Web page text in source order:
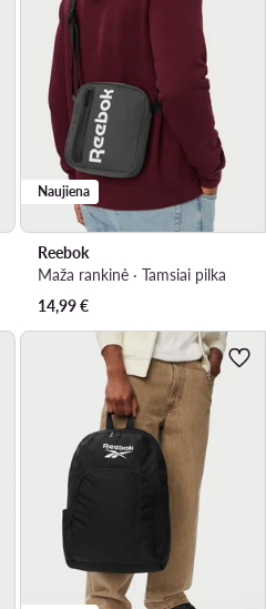
Naujiena
Reebok
Maža rankinė · Tamsiai pilka
14,99€